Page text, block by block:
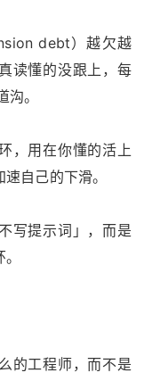
debt）越欠越
读懂的没跟上，每
。
，用在你懂的活上
自己的下滑。
写提示词」，而是
的工程师，而不是